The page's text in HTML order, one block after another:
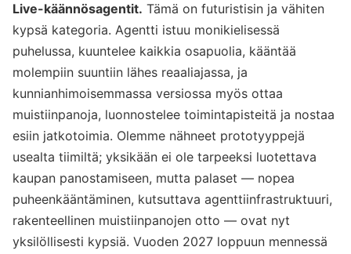
Live-käännösagentit. Tämä on futuristisin ja vähiten
kypsä kategoria. Agentti istuu monikielisessä
puhelussa, kuuntelee kaikkia osapuolia, kääntää
molempiin suuntiin lähes reaaliajassa, ja
kunnianhimoisemmassa versiossa myös ottaa
muistiinpanoja, luonnostelee toimintapisteitä ja nostaa
esiin jatkotoimia. Olemme nähneet prototyyppejä
usealta tiimiltä; yksikään ei ole tarpeeksi luotettava
kaupan panostamiseen, mutta palaset — nopea
puheenkääntäminen, kutsuttava agenttiinfrastruktuuri,
rakenteellinen muistiinpanojen otto — ovat nyt
yksilöllisesti kypsiä. Vuoden 2027 loppuun mennessä